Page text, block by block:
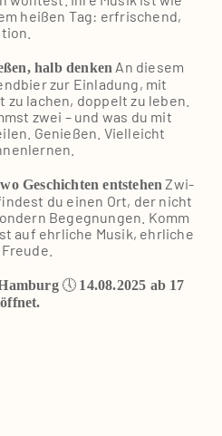
hei­ßen Tag: erfri­schend,
halb den­ken An die­sem
zur Ein­la­dung, mit
lachen, dop­pelt zu leben.
zwei – und was du mit
Genie­ßen. Viel­leicht
Geschich­ten ent­ste­hen Zwi­
du einen Ort, der nicht
Begeg­nun­gen. Komm
auf ehr­li­che Musik, ehr­li­che
🕔 14.08.2025 ab 17